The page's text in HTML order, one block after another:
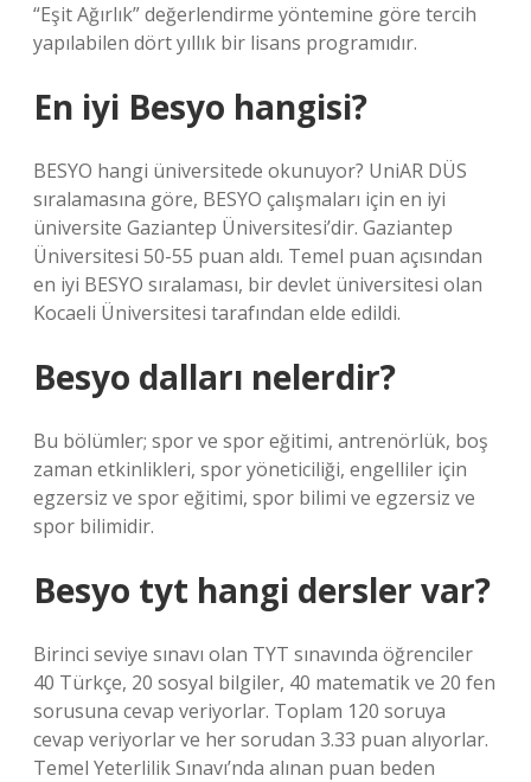
“Eşit Ağırlık” değerlendirme yöntemine göre tercih
yapılabilen dört yıllık bir lisans programıdır.
En iyi Besyo hangisi?
BESYO hangi üniversitede okunuyor? UniAR DÜS
sıralamasına göre, BESYO çalışmaları için en iyi
üniversite Gaziantep Üniversitesi’dir. Gaziantep
Üniversitesi 50-55 puan aldı. Temel puan açısından
en iyi BESYO sıralaması, bir devlet üniversitesi olan
Kocaeli Üniversitesi tarafından elde edildi.
Besyo dalları nelerdir?
Bu bölümler; spor ve spor eğitimi, antrenörlük, boş
zaman etkinlikleri, spor yöneticiliği, engelliler için
egzersiz ve spor eğitimi, spor bilimi ve egzersiz ve
spor bilimidir.
Besyo tyt hangi dersler var?
Birinci seviye sınavı olan TYT sınavında öğrenciler
40 Türkçe, 20 sosyal bilgiler, 40 matematik ve 20 fen
sorusuna cevap veriyorlar. Toplam 120 soruya
cevap veriyorlar ve her sorudan 3.33 puan alıyorlar.
Temel Yeterlilik Sınavı’nda alınan puan beden